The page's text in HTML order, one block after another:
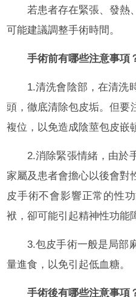
若患者存在緊張、發熱
可能建議調整手術時間。
手術前有哪些注意事項
1.清洗會陰部，在清洗
頭，徹底清除包皮垢。但要
複位，以免造成陰莖包皮嵌
2.消除緊張情緒，由於
家屬及患者會擔心以後會對
皮手術不會影響正常的性
袱，卻可能引起精神性功能
3.包皮手術一般是局部
量進食，以免引起低血糖。
手術後有哪些注意事項